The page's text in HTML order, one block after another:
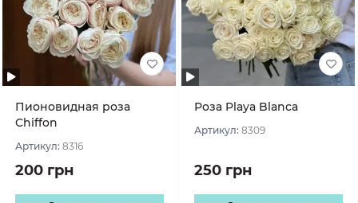
Пионовидная роза
Chiffon
Артикул: 8316
200 грн
Роза Playa Blanca
Артикул: 8309
250 грн